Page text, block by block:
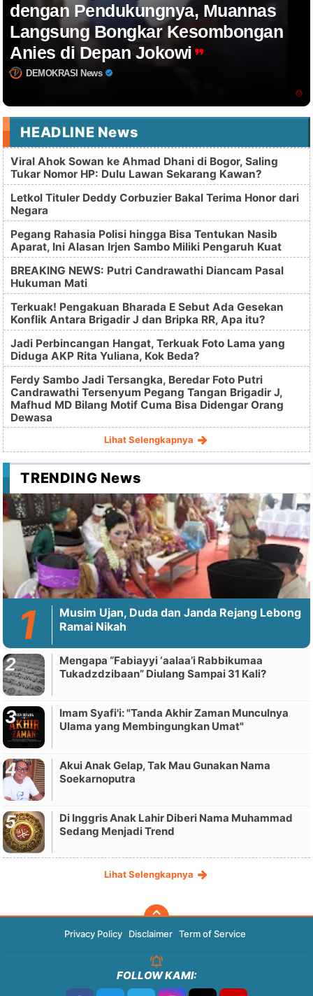
dengan Pendukungnya, Muannas
Langsung Bongkar Kesombongan
Anies di Depan Jokowi
DEMOKRASI News
HEADLINE News
Viral Ahok Sowan ke Ahmad Dhani di Bogor, Saling
Tukar Nomor HP: Dulu Lawan Sekarang Kawan?
Letkol Tituler Deddy Corbuzier Bakal Terima Honor dari
Negara
Pegang Rahasia Polisi hingga Bisa Tentukan Nasib
Aparat, Ini Alasan Irjen Sambo Miliki Pengaruh Kuat
BREAKING NEWS: Putri Candrawathi Diancam Pasal
Hukuman Mati
Terkuak! Pengakuan Bharada E Sebut Ada Gesekan
Konflik Antara Brigadir J dan Bripka RR, Apa itu?
Jadi Perbincangan Hangat, Terkuak Foto Lama yang
Diduga AKP Rita Yuliana, Kok Beda?
Ferdy Sambo Jadi Tersangka, Beredar Foto Putri
Candrawathi Tersenyum Pegang Tangan Brigadir J,
Mafhud MD Bilang Motif Cuma Bisa Didengar Orang
Dewasa
Lihat Selengkapnya
TRENDING News
Musim Ujan, Duda dan Janda Rejang Lebong
Ramai Nikah
Mengapa “Fabiayyi ‘aalaa’i Rabbikumaa
Tukadzdzibaan” Diulang Sampai 31 Kali?
Imam Syafi'i: "Tanda Akhir Zaman Munculnya
Ulama yang Membingungkan Umat"
Akui Anak Gelap, Tak Mau Gunakan Nama
Soekarnoputra
Di Inggris Anak Lahir Diberi Nama Muhammad
Sedang Menjadi Trend
Lihat Selengkapnya
Privacy Policy Disclaimer Term of Service
FOLLOW KAMI: